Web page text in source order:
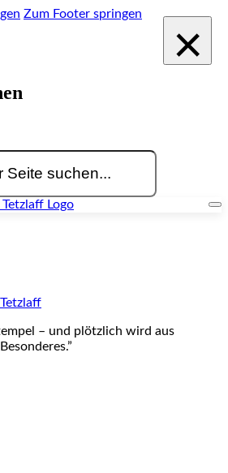
Zum Footer springen
×
– und plötzlich wird aus